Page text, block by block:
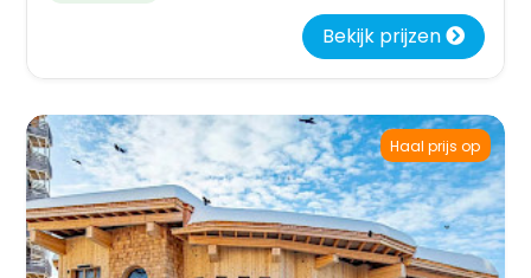
Bekijk prijzen
Haal prijs op